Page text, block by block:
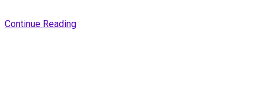
Continue Reading